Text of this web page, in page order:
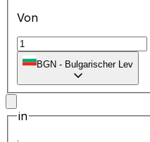
Von
BGN - Bulgarischer Lev
in